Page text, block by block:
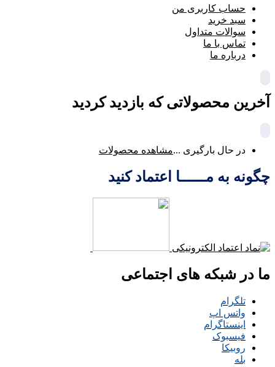
حساب کاربری من
سبد خرید
سوالات متداول
تماس با ما
درباره ما
آخرین محصولاتی که بازدید کردید
در حال بارگیری ...مشاهده محصولات
چگونه به مــــــا اعتماد کنید
ما در شبکه های اجتماعی
تلگرام
واتس اپ
اینستاگرام
فیسبوک
روبیکا
بله